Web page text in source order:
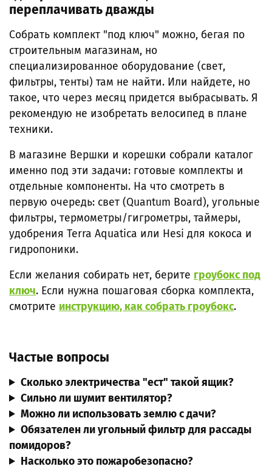
переплачивать дважды
Собрать комплект "под ключ" можно, бегая по
строительным магазинам, но
специализированное оборудование (свет,
фильтры, тенты) там не найти. Или найдете, но
такое, что через месяц придется выбрасывать. Я
рекомендую не изобретать велосипед в плане
техники.
В магазине Вершки и корешки собрали каталог
именно под эти задачи: готовые комплекты и
отдельные компоненты. На что смотреть в
первую очередь: свет (Quantum Board), угольные
фильтры, термометры/гигрометры, таймеры,
удобрения Terra Aquatica или Hesi для кокоса и
гидропоники.
Если желания собирать нет, берите гроубокс под
ключ. Если нужна пошаговая сборка комплекта,
смотрите инструкцию, как собрать гроубокс.
Частые вопросы
Сколько электричества "ест" такой ящик?
Сильно ли шумит вентилятор?
Можно ли использовать землю с дачи?
Обязателен ли угольный фильтр для рассады
помидоров?
Насколько это пожаробезопасно?